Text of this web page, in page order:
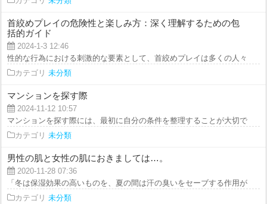
首絞めプレイの危険性と楽しみ方：深く理解するための包
括的ガイド
2024-1-3 12:46
性的な行為における刺激的な要素として、首絞めプレイは多くの人々の興
カテゴリ 未分類
マンションを探す際
2024-11-12 10:57
マンションを探す際には、最初に自分の条件を整理することが大切です。
カテゴリ 未分類
男性の肌と女性の肌におきましては…。
2020-11-28 07:36
「冬は保湿効果の高いものを、夏の間は汗の臭いをセーブする作用が顕著
カテゴリ 未分類